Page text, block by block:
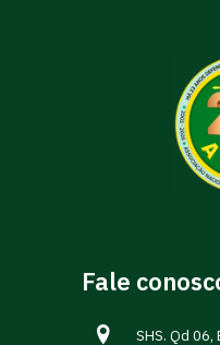
Fale
SHS. Qd 06,